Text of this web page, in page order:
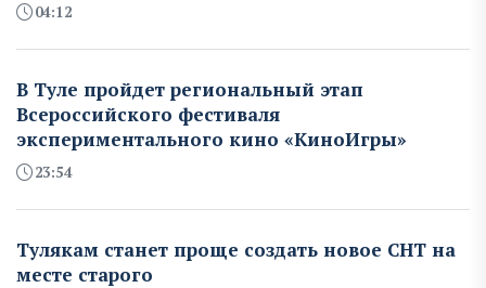
04:12
В Туле пройдет региональный этап
Всероссийского фестиваля
экспериментального кино «КиноИгры»
23:54
Тулякам станет проще создать новое СНТ на
месте старого